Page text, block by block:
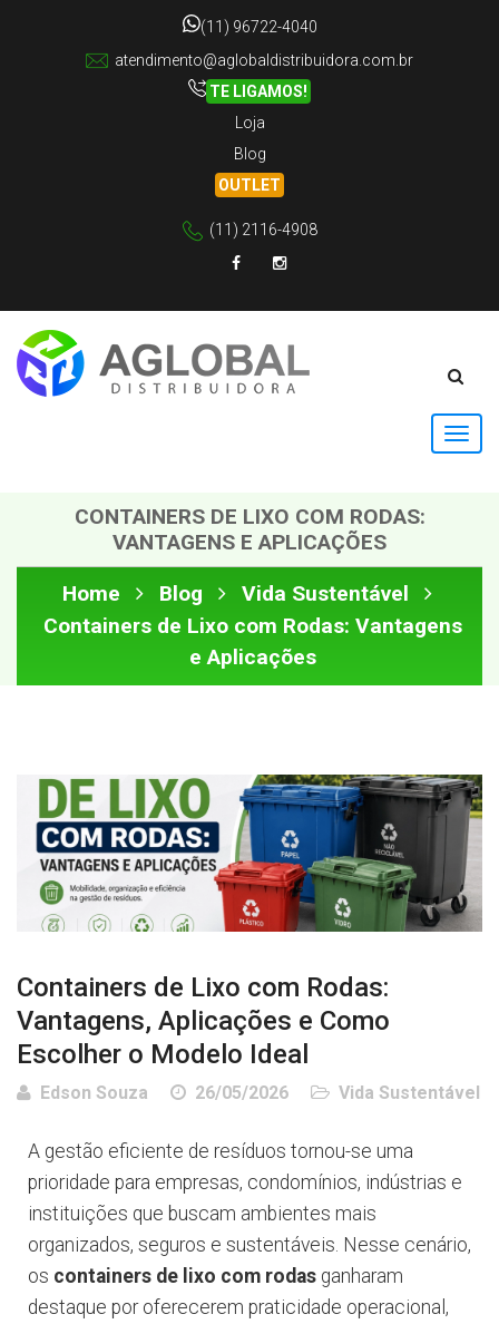
(11) 96722-4040
atendimento@aglobaldistribuidora.com.br
TE LIGAMOS!
Loja
Blog
OUTLET
(11) 2116-4908
CONTAINERS DE LIXO COM RODAS:
VANTAGENS E APLICAÇÕES
Home
Blog
Vida Sustentável
Containers de Lixo com Rodas: Vantagens
e Aplicações
Containers de Lixo com Rodas:
Vantagens, Aplicações e Como
Escolher o Modelo Ideal
Edson Souza 26/05/2026 Vida Sustentável
A gestão eficiente de resíduos tornou-se uma
prioridade para empresas, condomínios, indústrias e
instituições que buscam ambientes mais
organizados, seguros e sustentáveis. Nesse cenário,
os containers de lixo com rodas ganharam
destaque por oferecerem praticidade operacional,